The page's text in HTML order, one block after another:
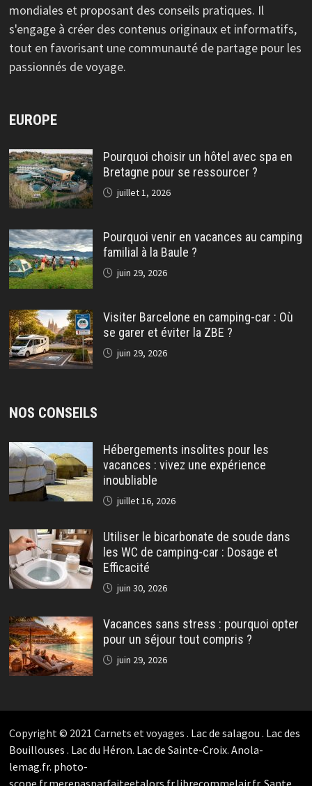
mondiales et proposant des conseils pratiques. Il
s'engage à créer des contenus originaux et informatifs,
tout en favorisant une communauté de partage pour les
passionnés de voyage.
EUROPE
Pourquoi choisir un hôtel avec spa en
Bretagne pour se ressourcer ?
juillet 1, 2026
Pourquoi venir en vacances au camping
familial à la Baule ?
juin 29, 2026
Visiter Barcelone en camping-car : Où
se garer et éviter la ZBE ?
juin 29, 2026
NOS CONSEILS
Hébergements insolites pour les
vacances : vivez une expérience
inoubliable
juillet 16, 2026
Utiliser le bicarbonate de soude dans
les WC de camping-car : Dosage et
Efficacité
juin 30, 2026
Vacances sans stress : pourquoi opter
pour un séjour tout compris ?
juin 29, 2026
Copyright © 2021 Carnets et voyages . Lac de salagou . Lac des
Bouillouses . Lac du Héron. Lac de Sainte-Croix.Anola-
lemag.fr. photo-
scope.fr.merepasparfaiteetalors.fr.librecommelair.fr.Sante